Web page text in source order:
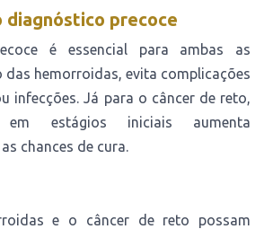
diagnóstico precoce
é essencial para ambas as
das hemorroidas, evita complicações
infecções. Já para o câncer de reto,
estágios iniciais aumenta
chances de cura.
e o câncer de reto possam